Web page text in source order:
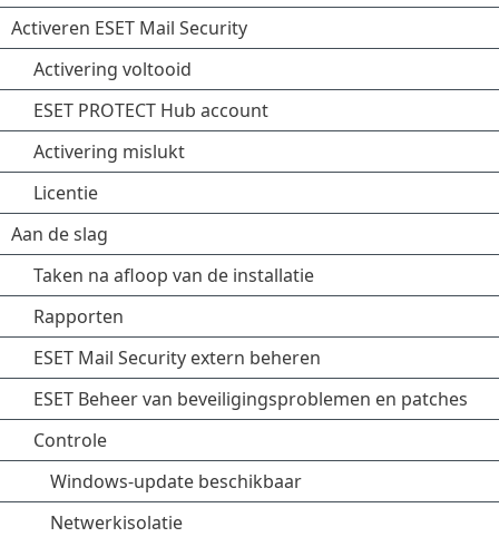
Activeren ESET Mail Security
Activering voltooid
ESET PROTECT Hub account
Activering mislukt
Licentie
Aan de slag
Taken na afloop van de installatie
Rapporten
ESET Mail Security extern beheren
ESET Beheer van beveiligingsproblemen en patches
Controle
Windows-update beschikbaar
Netwerkisolatie